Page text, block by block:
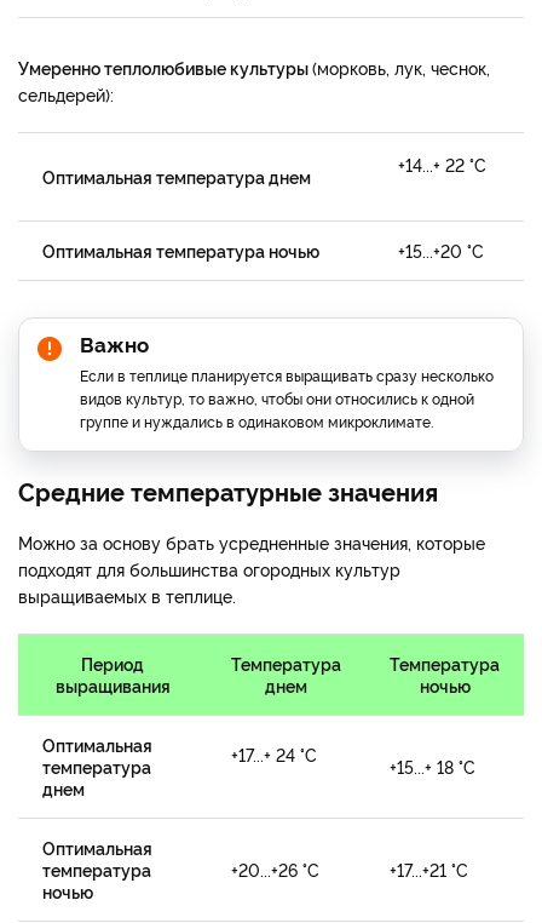
Умеренно теплолюбивые культуры(морковь, лук, чеснок,
сельдерей):
Оптимальная температура днем
+14...+ 22 °С
Оптимальная температура ночью +15...+20 °С
Важно
Если в теплице планируется выращивать сразу несколько
видов культур, то важно, чтобы они относились к одной
группе и нуждались в одинаковом микроклимате.
Средние температурные значения
Можно за основу брать усредненные значения, которые
подходят для большинства огородных культур
выращиваемых в теплице.
Период
выращивания
Температура
днем
Температура
ночью
Оптимальная
температура
днем
+17...+ 24 °С
+15...+ 18 °С
Оптимальная
температура
ночью
+20...+26 °С +17...+21 °С